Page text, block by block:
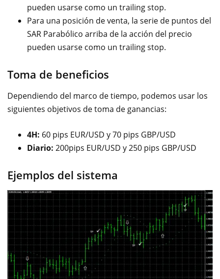
pueden usarse como un trailing stop.
Para una posición de venta, la serie de puntos del
SAR Parabólico arriba de la acción del precio
pueden usarse como un trailing stop.
Toma de beneficios
Dependiendo del marco de tiempo, podemos usar los
siguientes objetivos de toma de ganancias:
4H: 60 pips EUR/USD y 70 pips GBP/USD
Diario: 200pips EUR/USD y 250 pips GBP/USD
Ejemplos del sistema